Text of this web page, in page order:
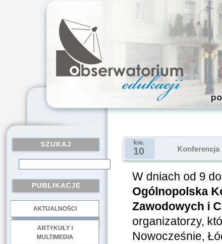
SZUKAJ
PUBLIKACJE
AKTUALNOŚCI
ARTYKUŁY I
MULTIMEDIA
kw.
10
W dniach od 9
Ogólnopolska
Zawodowych i
organizatorzy,
Nowocześnie,